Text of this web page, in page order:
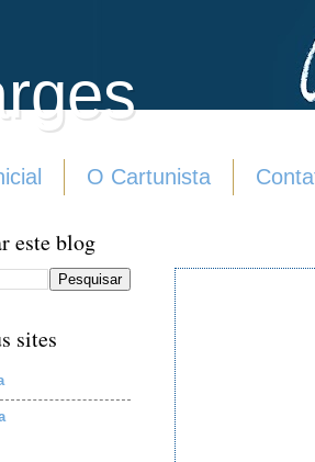
O Cartunista
este blog
sites